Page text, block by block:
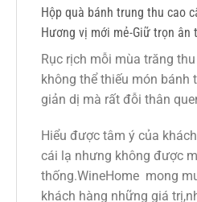
Hộp quà bánh trung thu cao
Hương vị mới mẻ-Giữ trọn ân
Rục rịch mỗi mùa trăng
không thể thiếu món bánh
giản dị mà rất đỗi thân
Hiểu được tâm ý của
cái lạ nhưng không được
thống.WineHome mong
khách hàng những giá